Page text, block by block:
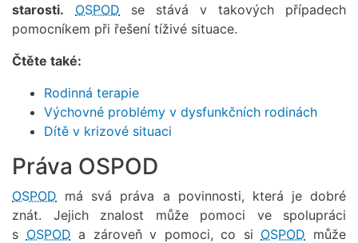
starosti.
OSPOD se stává v takových případech
pomocníkem při řešení tíživé situace.
Čtěte také:
Rodinná terapie
Výchovné problémy v dysfunkčních rodinách
Dítě v krizové situaci
Práva OSPOD
OSPOD má svá práva a povinnosti, která je dobré
znát. Jejich znalost může pomoci ve spolupráci
s OSPOD a zároveň v pomoci, co si OSPOD může